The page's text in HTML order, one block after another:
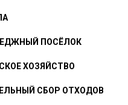
ПОСЁЛОК
ХОЗЯЙСТВО
СБОР ОТХОДОВ